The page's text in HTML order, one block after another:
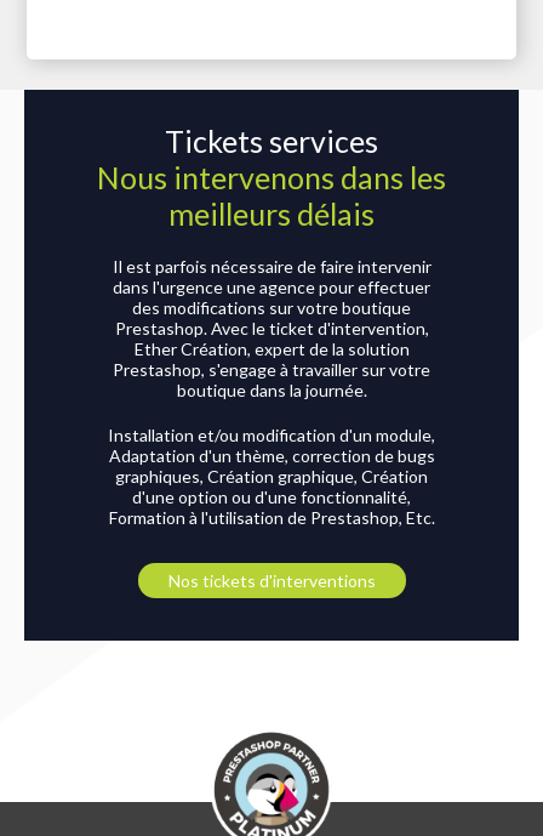
Tickets services
Nous intervenons dans les
meilleurs délais
Il est parfois nécessaire de faire intervenir
dans l'urgence une agence pour effectuer
des modifications sur votre boutique
Prestashop. Avec le ticket d'intervention,
Ether Création, expert de la solution
Prestashop, s'engage à travailler sur votre
boutique dans la journée.
Installation et/ou modification d'un module,
Adaptation d'un thème, correction de bugs
graphiques, Création graphique, Création
d'une option ou d'une fonctionnalité,
Formation à l'utilisation de Prestashop, Etc.
Nos tickets d'interventions